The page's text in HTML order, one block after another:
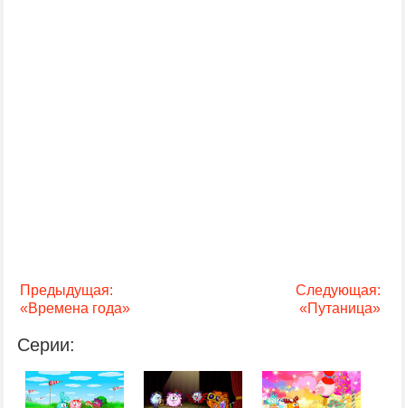
Предыдущая:
«Времена года»
Следующая:
«Путаница»
Серии: